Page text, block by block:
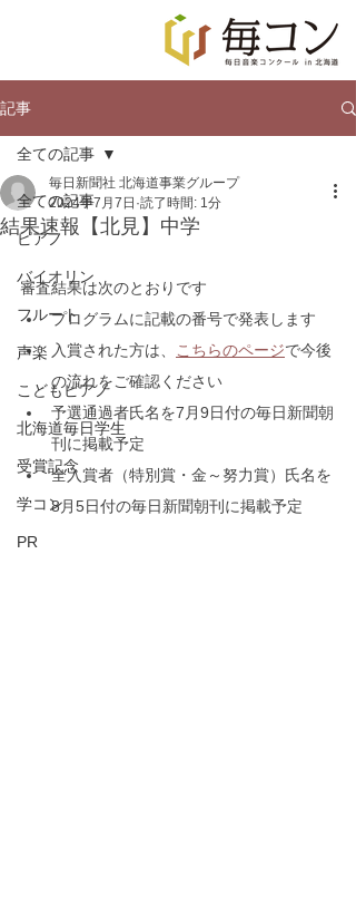
記事
全ての記事
ピアノ
バイオリン
フルート
声楽
こどもピアノ
北海道毎日学生
受賞記念
学コン
PR
全ての記事
結果速報【北見】中学
毎日新聞社 北海道事業グループ
2024年7月7日 読了時間: 1分
審査結果は次のとおりです
プログラムに記載の番号で発表します
入賞された方は、
こちらのページで今後
の流れをご確認ください
予選通過者氏名を7月9日付の毎日新聞朝
刊に掲載予定
全入賞者（特別賞・金～努力賞）氏名を
8月5日付の毎日新聞朝刊に掲載予定